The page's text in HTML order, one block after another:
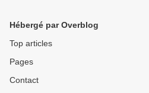
Hébergé par Overblog
Top articles
Pages
Contact